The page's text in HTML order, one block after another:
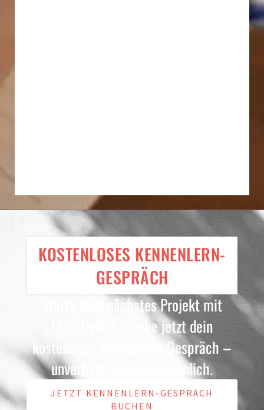
KOSTENLOSES KENNENLERN-
GESPRÄCH
Starte euer nächstes Projekt mit
Leichtigkeit. Buche jetzt dein
kostenloses Kennenlern-Gespräch –
unverbindlich und persönlich.
JETZT KENNENLERN-GESPRÄCH
BUCHEN